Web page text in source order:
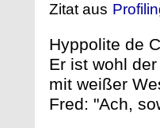
Zitat aus
Hyppolite de
Er ist wohl
mit weißer
Fred: "Ach,